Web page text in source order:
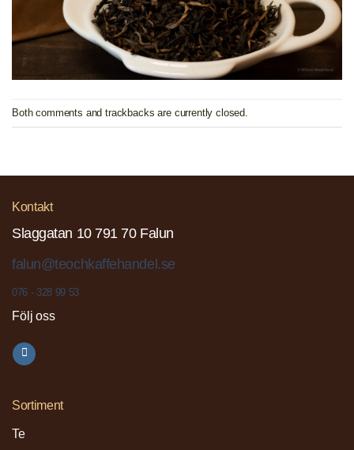
Both comments and trackbacks are currently closed.
Kontakt
Slaggatan 10 791 70 Falun
falun@teochkaffehandel.se
076 - 328 99 53
Följ oss
Sortiment
Te